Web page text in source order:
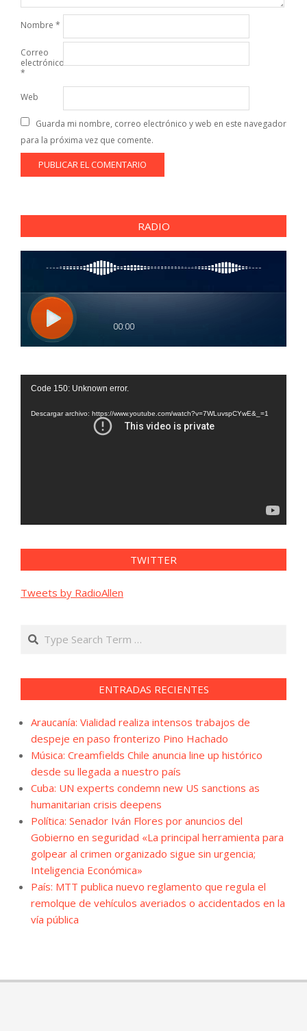
Nombre *
Correo
electrónico
*
Web
Guarda mi nombre, correo electrónico y web en este navegador
para la próxima vez que comente.
RADIO
Reproductor
vídeo
Code 150: Unknown error.
Descargar archivo: https://www.youtube.com/watch?v=7WLuvspCYwE&_=1
TWITTER
Tweets by RadioAllen
Search
ENTRADAS RECIENTES
Araucanía: Vialidad realiza intensos trabajos de
despeje en paso fronterizo Pino Hachado
Música: Creamfields Chile anuncia line up histórico
desde su llegada a nuestro país
Cuba: UN experts condemn new US sanctions as
humanitarian crisis deepens
Política: Senador Iván Flores por anuncios del
Gobierno en seguridad «La principal herramienta para
golpear al crimen organizado sigue sin urgencia;
Inteligencia Económica»
País: MTT publica nuevo reglamento que regula el
remolque de vehículos averiados o accidentados en la
vía pública